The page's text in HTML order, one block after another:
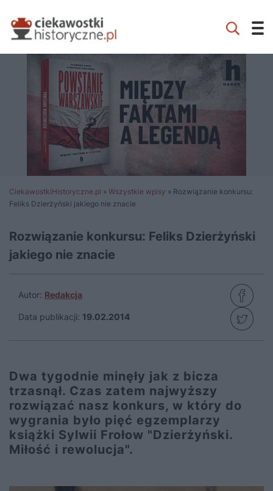
CiekawostkiHistoryczne.pl » Wszystkie wpisy » Rozwiązanie konkursu:
Feliks Dzierżyński jakiego nie znacie
Rozwiązanie konkursu: Feliks Dzierżyński
jakiego nie znacie
Autor: Redakcja
Data publikacji: 19.02.2014
Dwa tygodnie minęły jak z bicza
trzasnął. Czas zatem najwyższy
rozwiązać nasz konkurs, w który do
wygrania było pięć egzemplarzy
książki Sylwii Frołow "Dzierżyński.
Miłość i rewolucja".